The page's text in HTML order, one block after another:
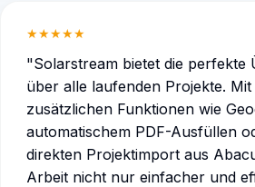
★★★★★
"Solarstream bietet die perfekte
über alle laufenden Projekte. Mit
zusätzlichen Funktionen wie
automatischem PDF-Ausfüllen
direkten Projektimport aus
Arbeit nicht nur einfacher und